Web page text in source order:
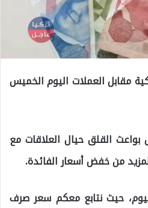
مقابل العملات اليوم الخميس
بواعث القلق حيال العلاقات مع
من خفض أسعار الفائدة.
حيث نتابع معكم سعر صرف